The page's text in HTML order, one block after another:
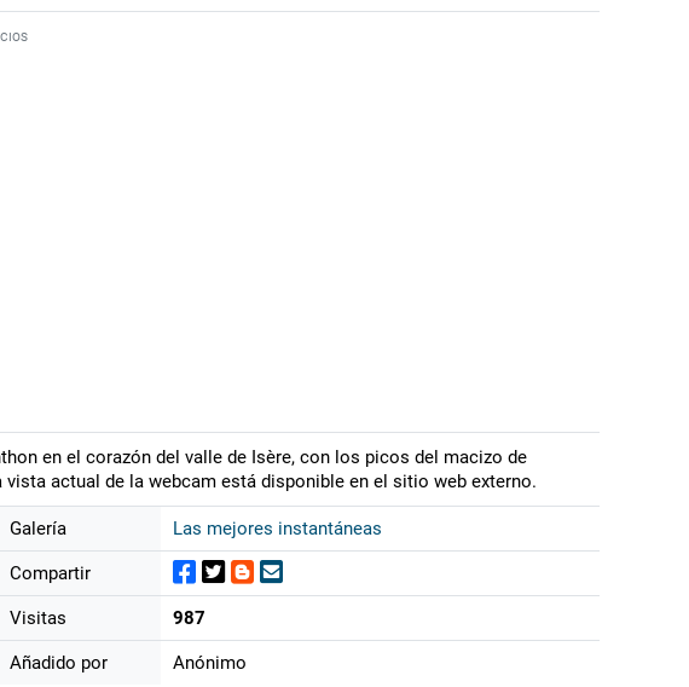
en el corazón del valle de Isère, con los picos del macizo de
actual de la webcam está disponible en el sitio web externo.
Galería Las mejores instantáneas
Compartir
Visitas 987
Añadido por Anónimo